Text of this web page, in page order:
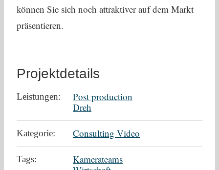
können Sie sich noch attraktiver auf dem Markt
präsentieren.
Projektdetails
Leistungen:
Post production
Dreh
Kategorie: Consulting Video
Tags:
Kamerateams